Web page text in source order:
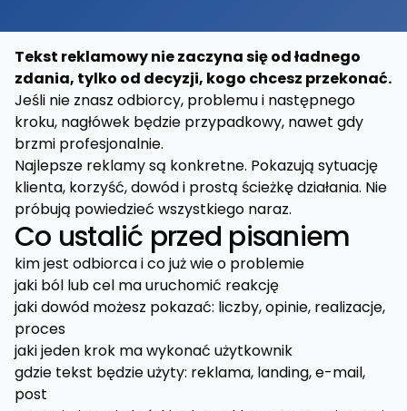
Tekst reklamowy nie zaczyna się od ładnego
zdania, tylko od decyzji, kogo chcesz przekonać.
Jeśli nie znasz odbiorcy, problemu i następnego
kroku, nagłówek będzie przypadkowy, nawet gdy
brzmi profesjonalnie.
Najlepsze reklamy są konkretne. Pokazują sytuację
klienta, korzyść, dowód i prostą ścieżkę działania. Nie
próbują powiedzieć wszystkiego naraz.
Co ustalić przed pisaniem
kim jest odbiorca i co już wie o problemie
jaki ból lub cel ma uruchomić reakcję
jaki dowód możesz pokazać: liczby, opinie, realizacje,
proces
jaki jeden krok ma wykonać użytkownik
gdzie tekst będzie użyty: reklama, landing, e-mail,
post